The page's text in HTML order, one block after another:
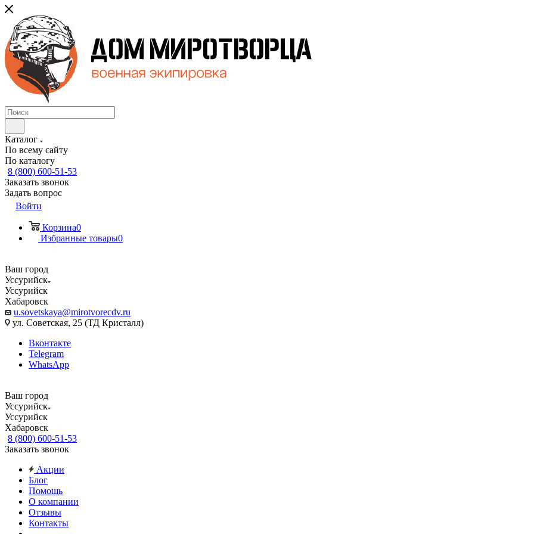
Каталог
По всему сайту
По каталогу
8 (800) 600-51-53
Заказать звонок
Задать вопрос
Войти
Корзина0
Избранные товары0
Ваш город
Уссурийск
Уссурийск
Хабаровск
u.sovetskaya@mirotvorecdv.ru
ул. Советская, 25 (ТД Кристалл)
Вконтакте
Telegram
WhatsApp
Ваш город
Уссурийск
Уссурийск
Хабаровск
8 (800) 600-51-53
Заказать звонок
Акции
Блог
Помощь
О компании
Отзывы
Контакты